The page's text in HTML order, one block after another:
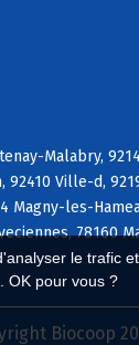
le trafic
OK pour vous ?
Malabry,
Ville-d,
Magny-les-
78160
Biocoop